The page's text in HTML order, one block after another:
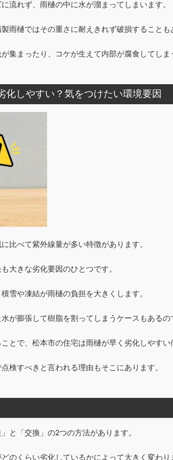
流れず、雨樋の中に水が溜まってしまいます。
雨樋ではその重さに耐えきれず破損することも
集まったり、コケが生えて内部が腐食してし
化しやすい？気をつけたい環境要因
比べて紫外線量が多い特徴があります。
大きな劣化要因のひとつです。
雪や凍結が雨樋の負担を大きくします。
が膨張して樹脂を割ってしまうケースもあるの
とで、松本市の住宅は雨樋が早く劣化しやすい
検すべきと言われる理由もそこにあります。
と「交換」の2つの方法があります。
のくらい劣化しているかによって大きく変わり